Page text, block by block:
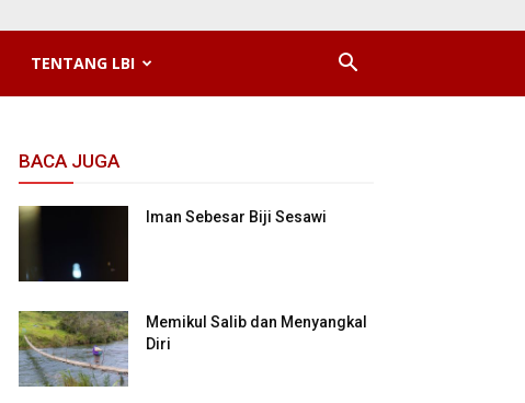
TENTANG LBI
BACA JUGA
Iman Sebesar Biji Sesawi
Memikul Salib dan Menyangkal
Diri